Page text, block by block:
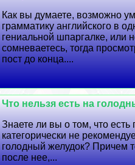
Как вы думаете, возможно
грамматику английского в
гениальной шпаргалке, или
сомневаетесь, тогда
пост до конца....
Что нельзя есть на
Знаете ли вы о том, что
категорически не
голодный желудок? Причем
после нее,...